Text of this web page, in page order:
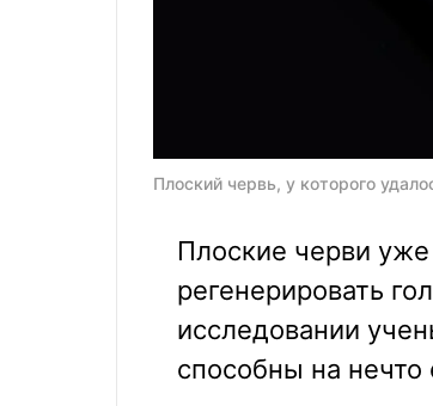
Плоский червь, у которого
Плоские черви
регенерировать
исследовании
способны на